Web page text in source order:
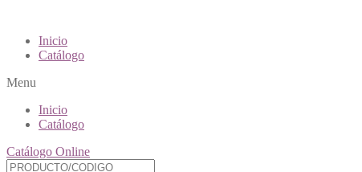
Inicio
Catálogo
Menu
Inicio
Catálogo
Catálogo Online